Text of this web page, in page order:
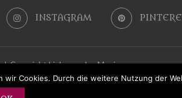
INSTAGRAM
Copyright LiebeszauberMagie
Cookies. Durch die weitere Nutzung der